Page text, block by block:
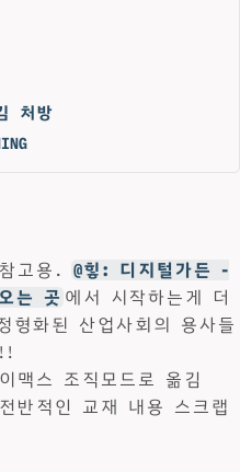
처방
참고용. @힣: 디지털가든 -
는 곳 에서 시작하는게 더
형화된 산업사회의 용사들
이맥스 조직모드로 옮김
전반적인 교재 내용 스크랩